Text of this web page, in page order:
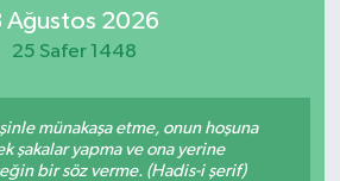
Ağustos 2026
25 Safer 1448
münakaşa etme, onun hoşuna
şakalar yapma ve ona yerine
bir söz verme. (Hadis-i şerif)